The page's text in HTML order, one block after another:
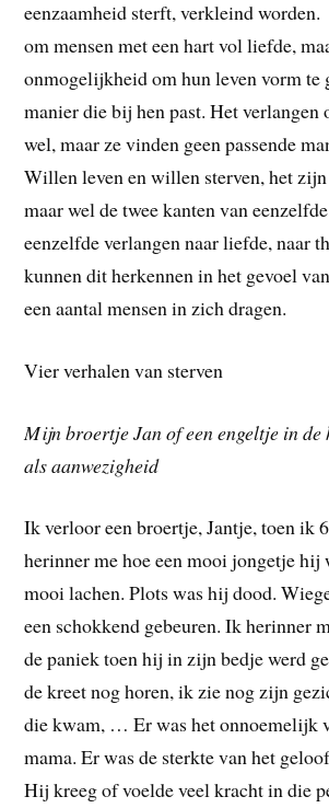
eenzaamheid sterft, verkleind
om mensen met een hart vol liefde,
onmogelijkheid om hun leven vorm te
manier die bij hen past. Het verlangen
wel, maar ze vinden geen passende
Willen leven en willen sterven, het
maar wel de twee kanten van
eenzelfde verlangen naar liefde, naar
kunnen dit herkennen in het gevoel
een aantal mensen in zich dragen.
Vier verhalen van sterven
Mijn broertje Jan of een engeltje in de
als aanwezigheid
Ik verloor een broertje, Jantje, toen ik
herinner me hoe een mooi jongetje hij
mooi lachen. Plots was hij dood.
een schokkend gebeuren. Ik herinner
de paniek toen hij in zijn bedje werd
de kreet nog horen, ik zie nog zijn
die kwam, … Er was het onnoemelijk
mama. Er was de sterkte van het
Hij kreeg of voelde veel kracht in die